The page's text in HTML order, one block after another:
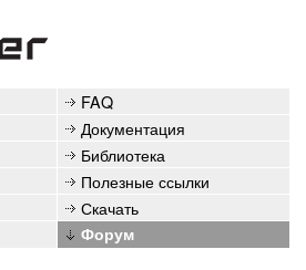
FAQ
Документация
Библиотека
Полезные ссылки
Скачать
Форум